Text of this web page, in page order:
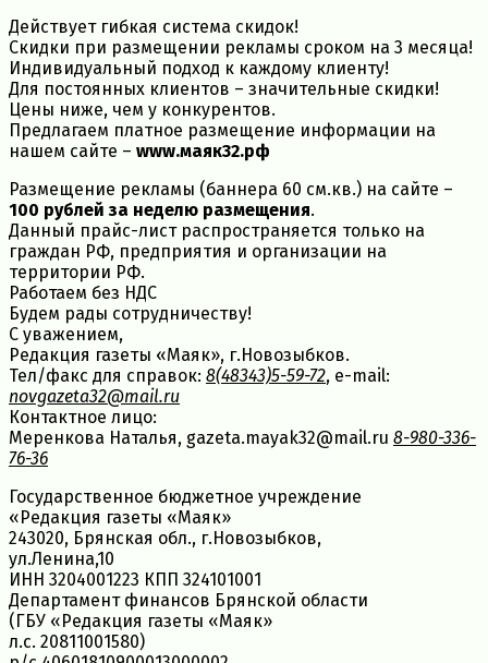
Действует гибкая система скидок!
Скидки при размещении рекламы сроком на 3 месяца!
Индивидуальный подход к каждому клиенту!
Для постоянных клиентов – значительные скидки!
Цены ниже, чем у конкурентов.
Предлагаем платное размещение информации на
нашем сайте – www.маяк32.рф
Размещение рекламы (баннера 60 см.кв.) на сайте –
100 рублей за неделю размещения.
Данный прайс-лист распространяется только на
граждан РФ, предприятия и организации на
территории РФ.
Работаем без НДС
Будем рады сотрудничеству!
С уважением,
Редакция газеты «Маяк», г.Новозыбков.
Тел/факс для справок: 8(48343)5-59-72, e-mail:
novgazeta32@mail.ru
Контактное лицо:
Меренкова Наталья, gazeta.mayak32@mail.ru 8-980-336-
76-36
Государственное бюджетное учреждение
«Редакция газеты «Маяк»
243020, Брянская обл., г.Новозыбков,
ул.Ленина,10
ИНН 3204001223 КПП 324101001
Департамент финансов Брянской области
(ГБУ «Редакция газеты «Маяк»
л.с. 20811001580)